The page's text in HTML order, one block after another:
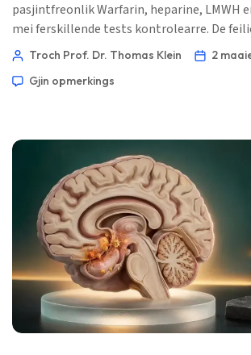
pasjintfreonlik Warfarin, heparine, LMWH
mei ferskillende tests kontrolearre. De
ôf fan de timing, nierfunksje,
maaie 2026 🩺 Medysk hifke: 2 maaie 2026
Troch Prof. Dr. Thomas Klein
2
Gjin opmerkings